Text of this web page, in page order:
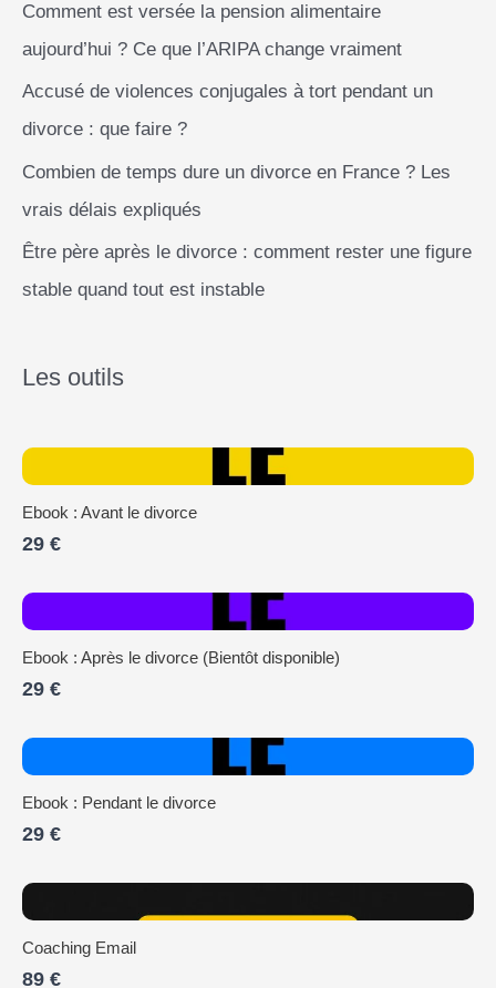
Comment est versée la pension alimentaire
aujourd’hui ? Ce que l’ARIPA change vraiment
Accusé de violences conjugales à tort pendant un
divorce : que faire ?
Combien de temps dure un divorce en France ? Les
vrais délais expliqués
Être père après le divorce : comment rester une figure
stable quand tout est instable
Les outils
Ebook : Avant le divorce
29 €
Ebook : Après le divorce (Bientôt disponible)
29 €
Ebook : Pendant le divorce
29 €
Coaching Email
89 €